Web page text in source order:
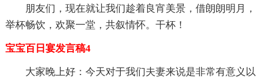
朋友们，现在就让我们趁着良宵美景，借朗朗明月，
举杯畅饮，欢聚一堂，共叙情怀。干杯！
宝宝百日宴发言稿4
大家晚上好：今天对于我们夫妻来说是非常有意义以